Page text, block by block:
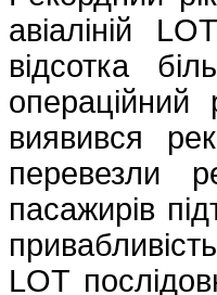
авіаліній
відсотка
операційний
виявився
перевезли
пасажирів
LOT